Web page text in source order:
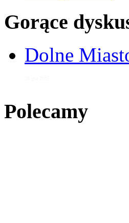
Gorące
Dolne
Polecamy